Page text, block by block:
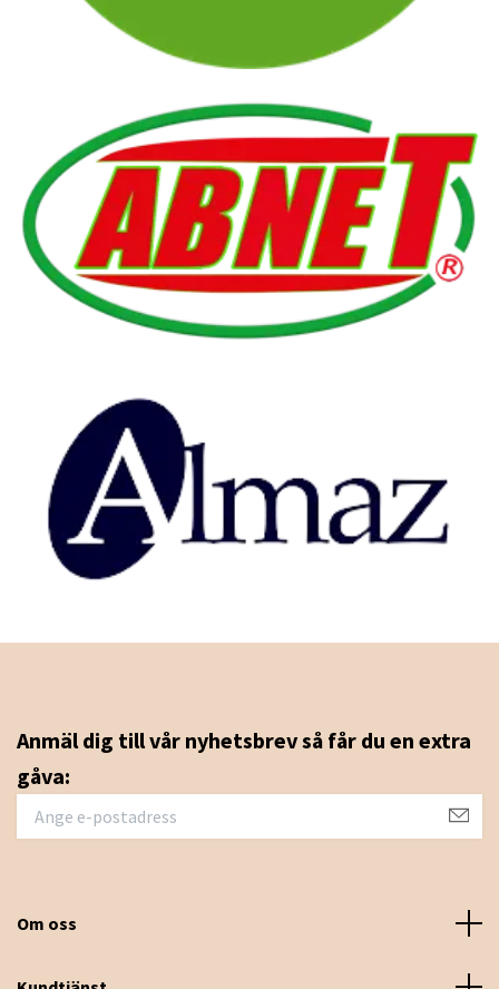
Anmäl dig till vår nyhetsbrev så får du en extra
gåva:
Om oss